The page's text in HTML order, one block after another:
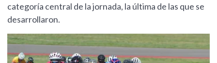
categoría central de la jornada, la última de las que se
desarrollaron.